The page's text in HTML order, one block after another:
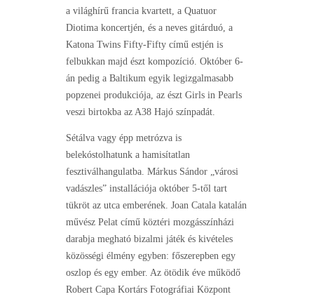
a világhírű francia kvartett, a Quatuor
Diotima koncertjén, és a neves gitárduó, a
Katona Twins Fifty-Fifty című estjén is
felbukkan majd észt kompozíció. Október 6-
án pedig a Baltikum egyik legizgalmasabb
popzenei produkciója, az észt Girls in Pearls
veszi birtokba az A38 Hajó színpadát.
Sétálva vagy épp metrózva is
belekóstolhatunk a hamisítatlan
fesztiválhangulatba. Márkus Sándor „városi
vadászles” installációja október 5-től tart
tükröt az utca emberének. Joan Catala katalán
művész Pelat című köztéri mozgásszínházi
darabja megható bizalmi játék és kivételes
közösségi élmény egyben: főszerepben egy
oszlop és egy ember. Az ötödik éve működő
Robert Capa Kortárs Fotográfiai Központ